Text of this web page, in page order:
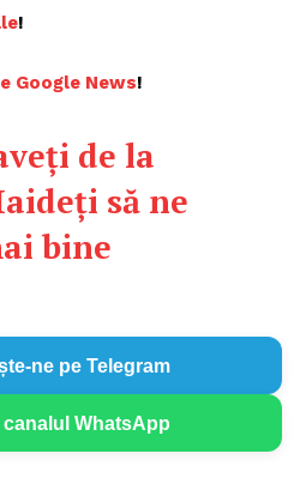
!
Google News!
de la
să ne
bine
ne pe Telegram
canalul WhatsApp